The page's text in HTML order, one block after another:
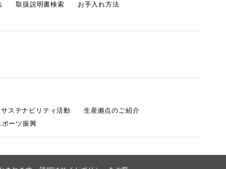
取扱説明書検索 お手入れ方法
ステナビリティ活動
生産拠点のご紹介
ポーツ振興